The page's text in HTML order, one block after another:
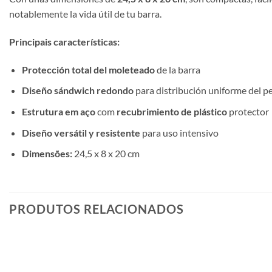
notablemente la vida útil de tu barra.
Principais características:
Protección total del moleteadode la barra
Diseño sándwich redondopara distribución uniforme del
Estrutura em açocom recubrimiento de plásticoprotector
Diseño versátil y resistente para uso intensivo
Dimensões:24,5 x 8 x 20 cm
PRODUTOS RELACIONADOS